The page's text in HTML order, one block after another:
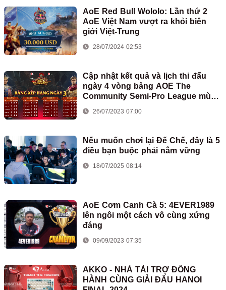
AoE Red Bull Wololo: Lần thứ 2
AoE Việt Nam vượt ra khỏi biên
giới Việt-Trung
28/07/2024 02:53
Cập nhật kết quả và lịch thi đấu
ngày 4 vòng bảng AOE The
Community Semi-Pro League mùa
2
26/07/2023 07:00
Nếu muốn chơi lại Đế Chế, đây là 5
điều bạn buộc phải nắm vững
18/07/2025 08:14
AoE Cơm Canh Cà 5: 4EVER1989
lên ngôi một cách vô cùng xứng
đáng
09/09/2023 07:35
AKKO - NHÀ TÀI TRỢ ĐỒNG
HÀNH CÙNG GIẢI ĐẤU HANOI